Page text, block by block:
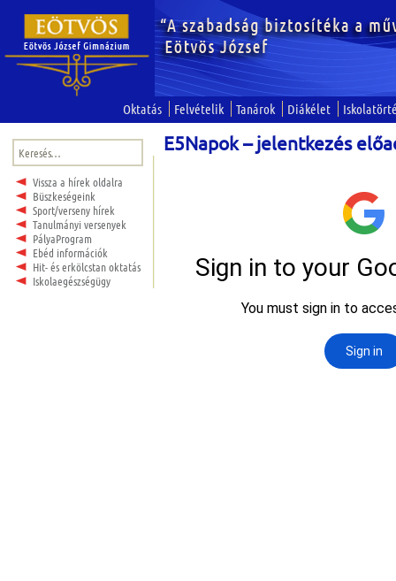
Oktatás Felvételik Tanárok Diákélet
Keresés:
Vissza a hírek oldalra
Büszkeségeink
Sport/verseny hírek
Tanulmányi versenyek
PályaProgram
Ebéd információk
Hit- és erkölcstan oktatás
Iskolaegészségügy
E5Napok – jelentkezés